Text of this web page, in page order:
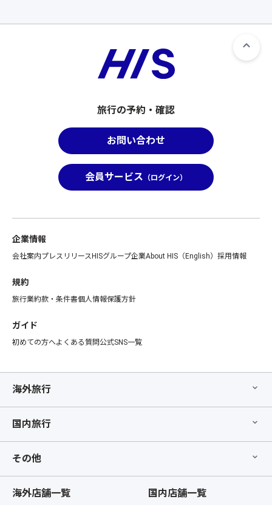
旅行の予約・確認
お問い合わせ
会員サービス （ログイン）
企業情報
会社案内プレスリリースHISグループ企業About HIS（English） 採用情報
規約
旅行業約款・条件書個人情報保護方針
ガイド
初めての方へよくある質問公式SNS一覧
海外旅行
国内旅行
その他
海外店舗一覧 国内店舗一覧